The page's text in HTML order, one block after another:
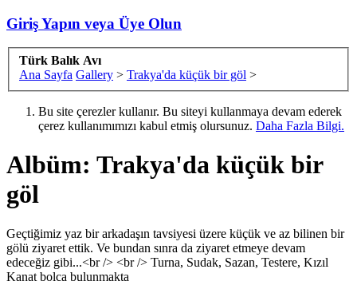
Giriş Yapın veya Üye Olun
Türk Balık Avı
Ana Sayfa Gallery > Trakya'da küçük bir göl >
Bu site çerezler kullanır. Bu siteyi kullanmaya devam ederek
çerez kullanımımızı kabul etmiş olursunuz. Daha Fazla Bilgi.
Albüm: Trakya'da küçük bir
göl
Geçtiğimiz yaz bir arkadaşın tavsiyesi üzere küçük ve az bilinen bir
gölü ziyaret ettik. Ve bundan sınra da ziyaret etmeye devam
edeceğiz gibi...<br /> <br /> Turna, Sudak, Sazan, Testere, Kızıl
Kanat bolca bulunmakta